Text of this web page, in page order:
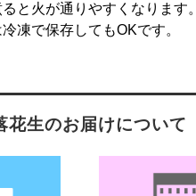
と火が通りやすくなります。
凍で保存してもOKです。
花生のお届けについて